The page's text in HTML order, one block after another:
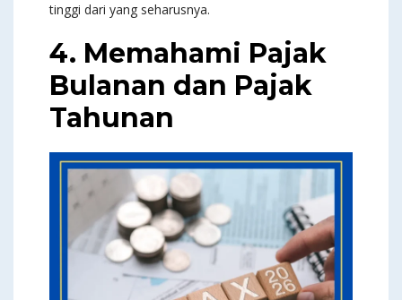
tinggi dari yang seharusnya.
4. Memahami Pajak
Bulanan dan Pajak
Tahunan